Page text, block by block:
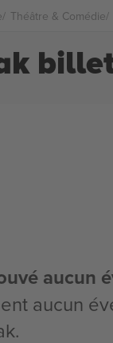
Théâtre & Comédie
aucun
aucun